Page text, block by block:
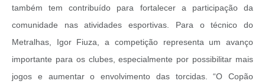
também tem contribuído para fortalecer a participação da
comunidade nas atividades esportivas. Para o técnico do
Metralhas, Igor Fiuza, a competição representa um avanço
importante para os clubes, especialmente por possibilitar mais
jogos e aumentar o envolvimento das torcidas. “O Copão